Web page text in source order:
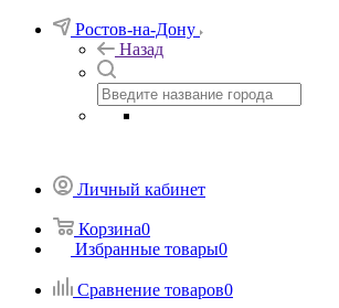
Ростов-на-Дону
Назад
Личный кабинет
Корзина0
Избранные товары0
Сравнение товаров0